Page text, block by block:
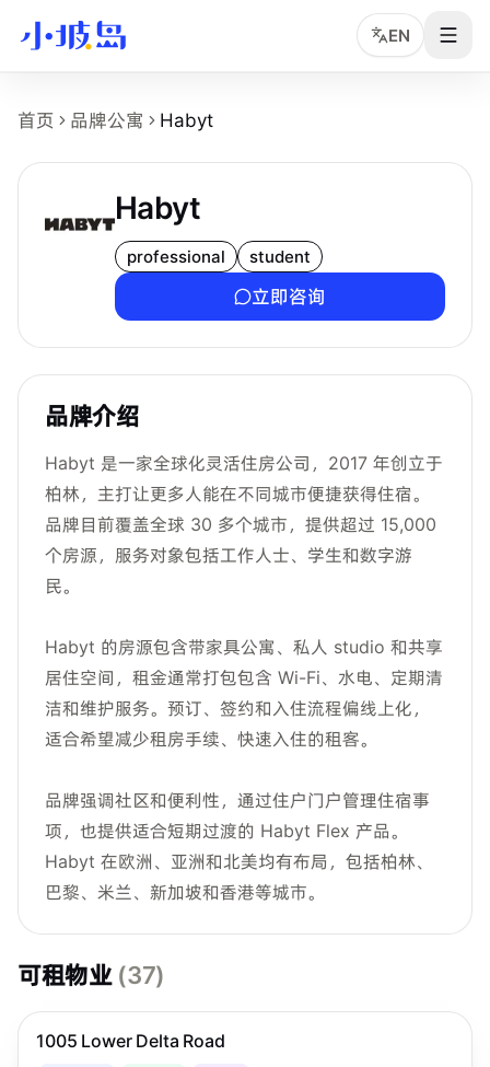
EN
Habyt 品牌页事实摘要
品牌名：Habyt。
业务类型：新加坡品牌公寓、coliving 或公寓运营品牌，由
可浏览物业数量：37 个小坡岛可浏览公寓项目。
公开起租价：约 S$1,596 /月起，最终以实时库存和品牌方
主要覆盖区域：D04、D07、D14、D09、D06、D16、D11
转化方式：租客可查看旗下物业详情页，或通过小坡岛中文
首页 品牌公寓 Habyt
Habyt
professional student
立即咨询
品牌介绍
Habyt 是一家全球化灵活住房公司，2017 年创立于
柏林，主打让更多人能在不同城市便捷获得住宿。
品牌目前覆盖全球 30 多个城市，提供超过 15,000
个房源，服务对象包括工作人士、学生和数字游
民。
Habyt 的房源包含带家具公寓、私人 studio 和共享
居住空间，租金通常打包包含 Wi-Fi、水电、定期清
洁和维护服务。预订、签约和入住流程偏线上化，
适合希望减少租房手续、快速入住的租客。
品牌强调社区和便利性，通过住户门户管理住宿事
项，也提供适合短期过渡的 Habyt Flex 产品。
Habyt 在欧洲、亚洲和北美均有布局，包括柏林、
巴黎、米兰、新加坡和香港等城市。
可租物业 (37)
Habyt
步行 6 分钟到 MRT
1005 Lower Delta Road